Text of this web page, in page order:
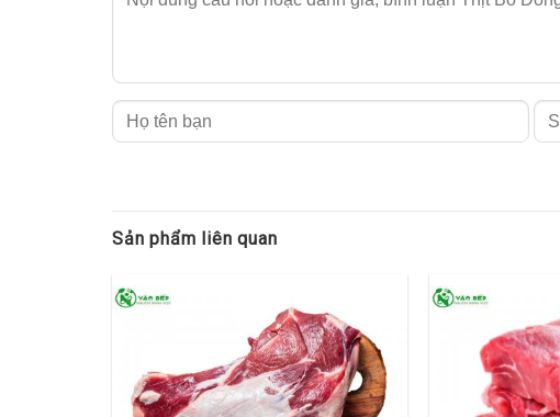
Nếu bạn đang tìm kiếm nguồn cung thịt bò đông lạnh
dịch vụ tuyệt vời cùng sản phẩm tốt nhất, giúp bạn xây
những bữa ăn ngon và thành công trong kinh doanh!
Xem tạiThực Phẩm Tươi |
Sản phẩm liên quan